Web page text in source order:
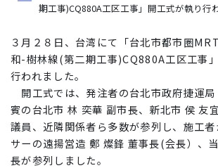
期工事)CQ880A工区工事」開工式が執り行
３月２８日、台湾にて「台北市都市圏
和-樹林線(第二期工事)CQ880A工区工事
行われました。
開工式では、発注者の台北市政府捷運
賓の台北市 林 奕華 副市長、新北市 侯 友
議員、 近隣関係者ら多数が参列し、施工
サーの遠揚営造 鄭 燦鋒 董事長(会長）、
長が参列しました。